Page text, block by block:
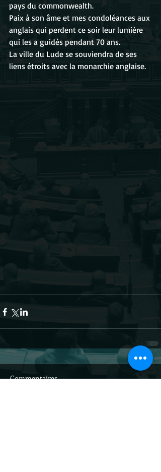
pays du commonwealth.
Paix à son âme et mes condoléances aux
anglais qui perdent ce soir leur lumière
qui les a guidés pendant 70 ans.
La ville du Lude se souviendra de ses
liens étroits avec la monarchie anglaise.
Commentaires